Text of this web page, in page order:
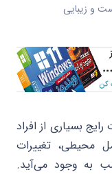
و زیبایی
بسیاری از افراد
محیطی، تغییرات
به وجود می‌آید.